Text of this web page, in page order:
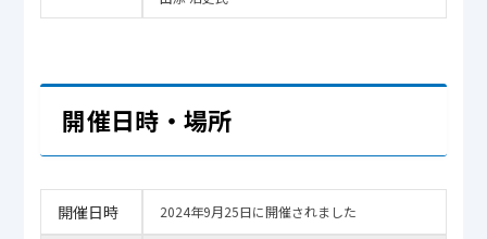
開催日時・場所
開催日時 2024年9月25日に開催されました